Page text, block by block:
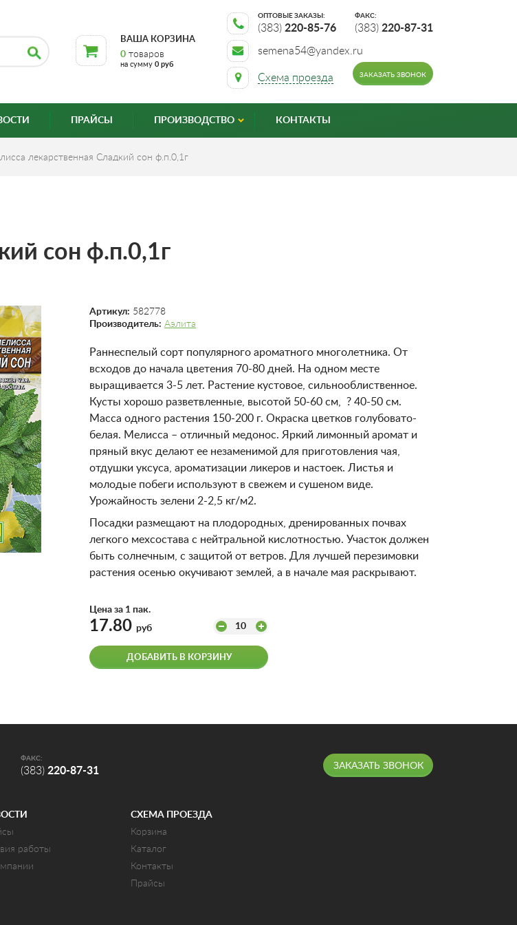
ВАША КОРЗИНА
0 товаров
на сумму 0 руб
Схема проезда
semena54@yandex.ru
ОПТОВЫЕ ЗАКАЗЫ:
(383) 220-85-76
ФАКС:
(383) 220-87-31
ЗАКАЗАТЬ ЗВОНОК
ПРАЙСЫ ПРОИЗВОДСТВО КОНТАКТЫ
лекарственная Сладкий сон ф.п.0,1г
сон ф.п.0,1г
Артикул: 582778
Производитель: Аэлита
Раннеспелый сорт популярного ароматного многолетника. От
всходов до начала цветения 70-80 дней. На одном месте
выращивается 3-5 лет. Растение кустовое, сильнооблиственное.
Кусты хорошо разветвленные, высотой 50-60 см, ? 40-50 см.
Масса одного растения 150-200 г. Окраска цветков голубовато-
белая. Мелисса – отличный медонос. Яркий лимонный аромат и
пряный вкус делают ее незаменимой для приготовления чая,
отдушки уксуса, ароматизации ликеров и настоек. Листья и
молодые побеги используют в свежем и сушеном виде.
Урожайность зелени 2-2,5 кг/м2.
Посадки размещают на плодородных, дренированных почвах
легкого мехсостава с нейтральной кислотностью. Участок должен
быть солнечным, с защитой от ветров. Для лучшей перезимовки
растения осенью окучивают землей, а в начале мая раскрывают.
Цена за 1 пак.
17.80 руб 10
ДОБАВИТЬ В КОРЗИНУ
ФАКС:
(383) 220-87-31 ЗАКАЗАТЬ ЗВОНОК
работы
СХЕМА ПРОЕЗДА
Корзина
Каталог
Контакты
Прайсы